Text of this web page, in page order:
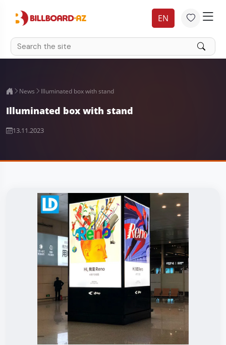
EN
News Illuminated box with stand
Illuminated box with stand
13.11.2023